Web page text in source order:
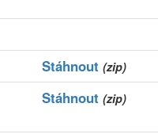
Stáhnout (zip)
Stáhnout (zip)